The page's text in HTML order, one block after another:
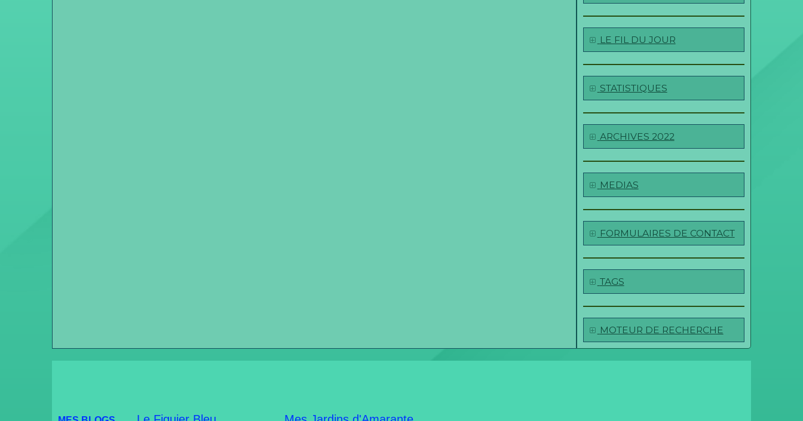
LE FIL DU JOUR
STATISTIQUES
ARCHIVES 2022
MEDIAS
FORMULAIRES DE CONTACT
TAGS
MOTEUR DE RECHERCHE